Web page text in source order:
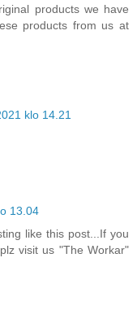
products we have
products from us at
klo 14.21
13.04
like this post...If you
visit us "The Workar"